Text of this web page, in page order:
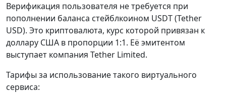
Верификация пользователя не требуется при
пополнении баланса стейблкоином USDT (Tether
USD). Это криптовалюта, курс которой привязан к
доллару США в пропорции 1:1. Её эмитентом
выступает компания Tether Limited.
Тарифы за использование такого виртуального
сервиса: